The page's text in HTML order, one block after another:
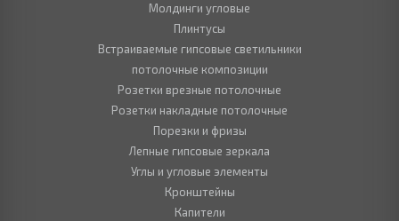
Молдинги угловые
Плинтусы
Встраиваемые гипсовые светильники
потолочные композиции
Розетки врезные потолочные
Розетки накладные потолочные
Порезки и фризы
Лепные гипсовые зеркала
Углы и угловые элементы
Кронштейны
Капители